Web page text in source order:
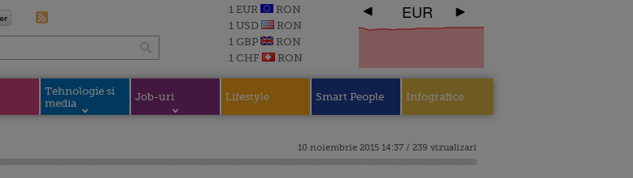
1 EUR
RON
1 USD
RON
1 GBP
RON
1 CHF
RON
EUR
Tehnologie si
media
Job-uri Lifestyle Smart People Infografice
10 noiembrie 2015 14:37 / 239 vizualizari